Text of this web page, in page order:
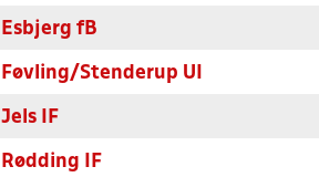
Esbjerg fB
Føvling/Stenderup UI
Jels IF
Rødding IF